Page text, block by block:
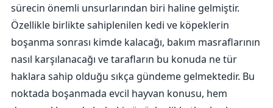
sürecin önemli unsurlarından biri haline gelmiştir.
Özellikle birlikte sahiplenilen kedi ve köpeklerin
boşanma sonrası kimde kalacağı, bakım masraflarının
nasıl karşılanacağı ve tarafların bu konuda ne tür
haklara sahip olduğu sıkça gündeme gelmektedir. Bu
noktada boşanmada evcil hayvan konusu, hem